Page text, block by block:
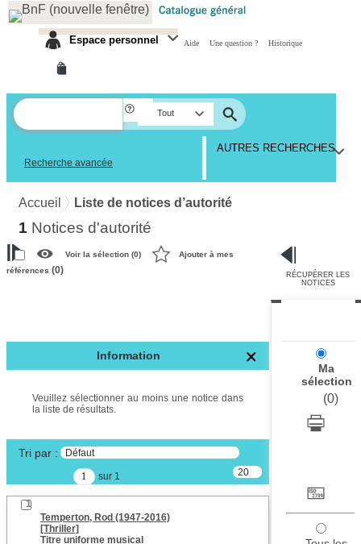
Espace personnel Aide Une question ? Historique
Tout
Recherche avancée
AUTRES RECHERCHES
Accueil Liste de notices d’autorité
1 Notices d'autorité
2016)
Temperton, Rod (1947-
2016)
Type de notice d'autorité
Titre uniforme musical
Pays
ne s'applique pas
Voir la sélection (0)
Ajouter à mes
références (0)
Information
Veuillez sélectionner au moins une notice dans
la liste de résultats.
Tri par : Défaut
sur 1
20
résultats/page
1
Temperton, Rod (1947-2016)
[Thriller]
Titre uniforme musical
RÉCUPÉRER LES
NOTICES
Ma
sélection
(0)
Panneau de gestion des cookies